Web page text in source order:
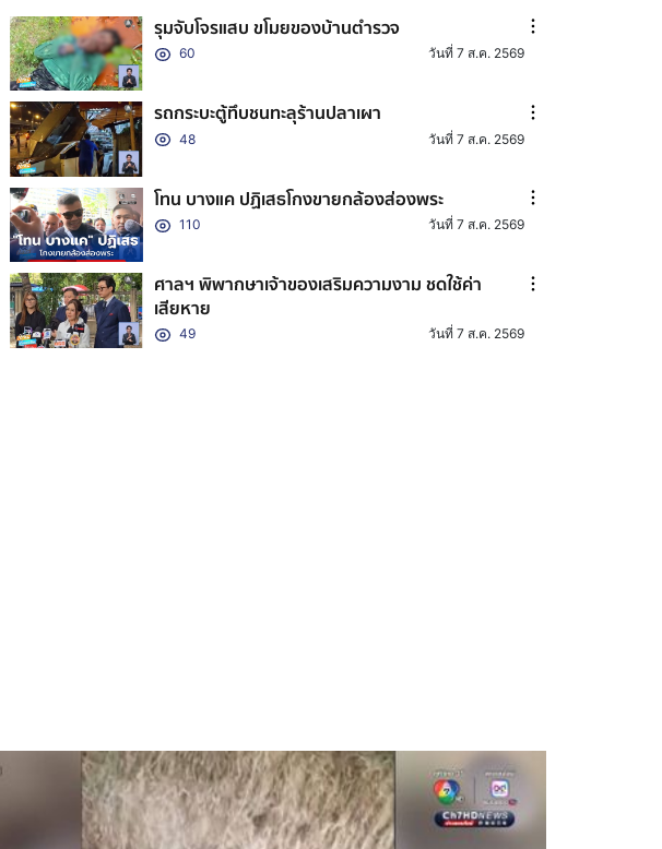
รุมจับโจรแสบ ขโมยของบ้านตำรวจ
60 วันที่ 7 ส.ค. 2569
รถกระบะตู้ทึบชนทะลุร้านปลาเผา
48 วันที่ 7 ส.ค. 2569
โทน บางแค ปฏิเสธโกงขายกล้องส่องพระ
110 วันที่ 7 ส.ค. 2569
ศาลฯ พิพากษาเจ้าของเสริมความงาม ชดใช้ค่า
เสียหาย
49 วันที่ 7 ส.ค. 2569